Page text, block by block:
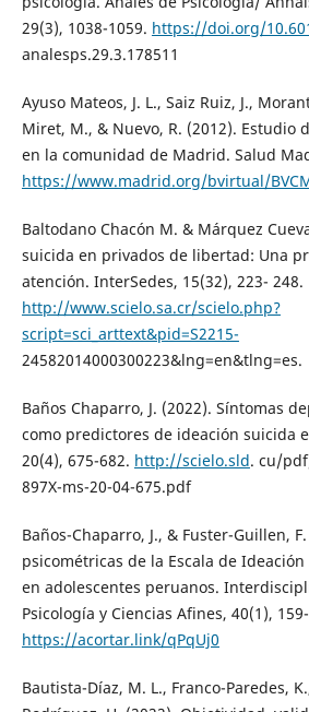
29(3), 1038-1059. https://doi.org/
analesps.29.3.178511
Ayuso Mateos, J. L., Saiz Ruiz, J.,
Miret, M., & Nuevo, R. (2012). Estudio
en la comunidad de Madrid. Salud
https://www.madrid.org/bvirtual/
Baltodano Chacón M. & Márquez
suicida en privados de libertad: Una
atención. InterSedes, 15(32), 223- 248.
http://www.scielo.sa.cr/scielo.php?
script=sci_arttext&pid=S2215-
24582014000300223&lng=en&tlng=es.
Baños Chaparro, J. (2022). Síntomas
como predictores de ideación suicida
20(4), 675-682. http://scielo.sld. cu/
897X-ms-20-04-675.pdf
Baños-Chaparro, J., & Fuster-Guillen,
psicométricas de la Escala de
en adolescentes peruanos.
Psicología y Ciencias Afines, 40(1),
https://acortar.link/qPqUj0
Bautista-Díaz, M. L., Franco-Paredes,